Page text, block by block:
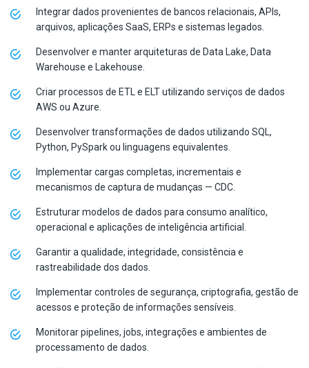
Integrar dados provenientes de bancos relacionais, APIs,
arquivos, aplicações SaaS, ERPs e sistemas legados.
Desenvolver e manter arquiteturas de Data Lake, Data
Warehouse e Lakehouse.
Criar processos de ETL e ELT utilizando serviços de dados
AWS ou Azure.
Desenvolver transformações de dados utilizando SQL,
Python, PySpark ou linguagens equivalentes.
Implementar cargas completas, incrementais e
mecanismos de captura de mudanças — CDC.
Estruturar modelos de dados para consumo analítico,
operacional e aplicações de inteligência artificial.
Garantir a qualidade, integridade, consistência e
rastreabilidade dos dados.
Implementar controles de segurança, criptografia, gestão de
acessos e proteção de informações sensíveis.
Monitorar pipelines, jobs, integrações e ambientes de
processamento de dados.